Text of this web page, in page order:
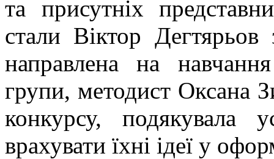
та присутніх
стали Віктор Дегтярьов
направлена на
групи, методист Оксана
конкурсу, подякувала
врахувати їхні ідеї у